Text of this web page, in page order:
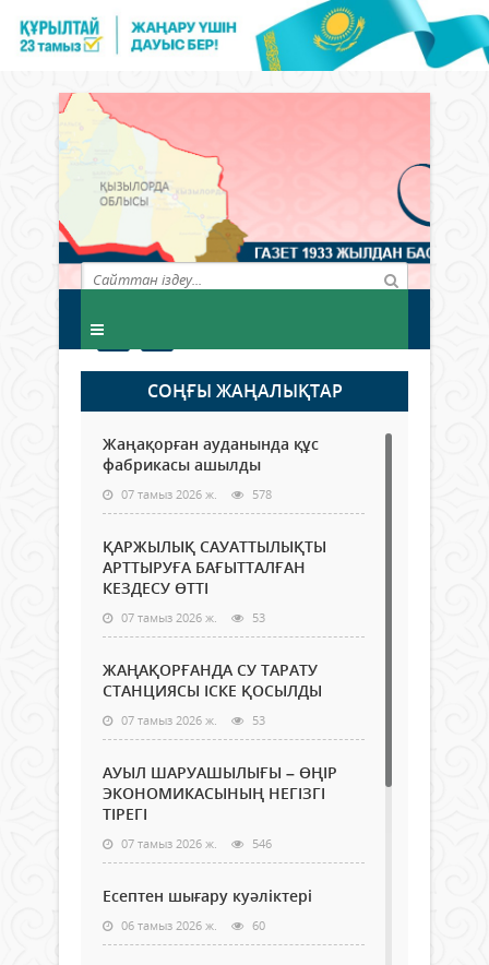
СОҢҒЫ ЖАҢАЛЫҚТАР
Жаңақорған ауданында құс
фабрикасы ашылды
07 тамыз 2026 ж. 578
ҚАРЖЫЛЫҚ САУАТТЫЛЫҚТЫ
АРТТЫРУҒА БАҒЫТТАЛҒАН
КЕЗДЕСУ ӨТТІ
07 тамыз 2026 ж. 53
ЖАҢАҚОРҒАНДА СУ ТАРАТУ
СТАНЦИЯСЫ ІСКЕ ҚОСЫЛДЫ
07 тамыз 2026 ж. 53
АУЫЛ ШАРУАШЫЛЫҒЫ – ӨҢІР
ЭКОНОМИКАСЫНЫҢ НЕГІЗГІ
ТІРЕГІ
07 тамыз 2026 ж. 546
Есептен шығару куәліктері
06 тамыз 2026 ж. 60